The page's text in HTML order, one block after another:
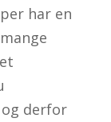
har en
derfor